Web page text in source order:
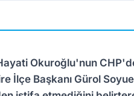
Okuroğlu'nun
İlçe Başkanı Gürol